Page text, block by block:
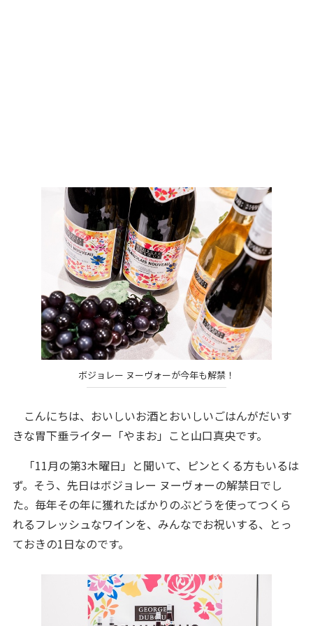
ボジョレー ヌーヴォーが今年も解禁！
こんにちは、おいしいお酒とおいしいごはんがだいす
きな胃下垂ライター「やまお」こと山口真央です。
「11月の第3木曜日」と聞いて、ピンとくる方もいるは
ず。そう、先日はボジョレー ヌーヴォーの解禁日でし
た。毎年その年に獲れたばかりのぶどうを使ってつくら
れるフレッシュなワインを、みんなでお祝いする、とっ
ておきの1日なのです。